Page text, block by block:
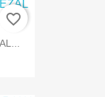
favorite_border